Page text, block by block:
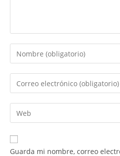
Introduce
tu
nombre
de
usuario
para
comentar
Introduce
tu
dirección
de
electrónico
para
Introduce
la
URL
de
Guarda mi nombre, correo